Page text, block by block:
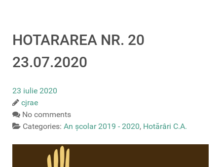
HOTARAREA NR. 20
23.07.2020
23 iulie 2020
cjrae
No comments
Categories: An școlar 2019 - 2020, Hotărâri C.A.